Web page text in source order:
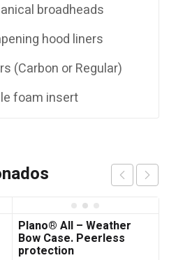
broadheads
hood liners
(Carbon or Regular)
foam insert
Plano® All – Weather
Bow Case. Peerless
protection